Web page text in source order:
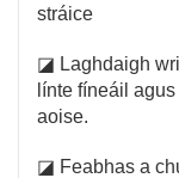
stráice
◪ Laghdaigh
línte fíneáil
aoise.
◪ Feabhas a